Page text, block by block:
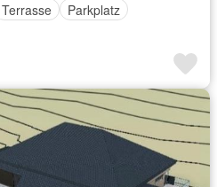
Terrasse
Parkplatz